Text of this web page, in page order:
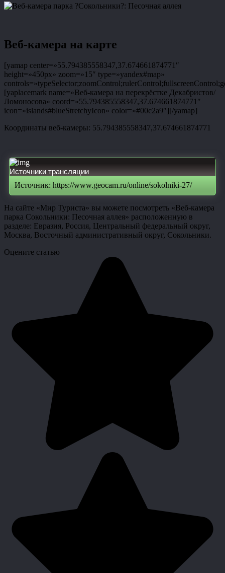
Веб-камера на карте
[yamap center=»55.794385558347,37.674661874771″
height=»450px» zoom=»15″ type=»yandex#map»
[yaplacemark name=»Веб-камера на перекрёстке Декабристов/
Ломоносова» coord=»55.794385558347,37.674661874771″
icon=»islands#blueStretchyIcon» color=»#00c2a9″][/yamap]
Координаты веб-камеры: 55.794385558347,37.674661874771
Источники трансляции
Источник: https://www.geocam.ru/online/sokolniki-27/
На сайте «Мир Туриста» вы можете посмотреть «Веб-камера
парка Сокольники: Песочная аллея» расположенную в
разделе: Евразия, Россия, Центральный федеральный округ,
Москва, Восточный административный округ, Сокольники.
Оцените статью